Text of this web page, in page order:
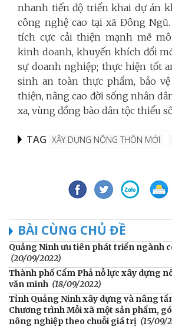
nhanh tiến độ triển khai dự án
công nghệ cao tại xã Đông
tích cực cải thiện mạnh mẽ
kinh doanh, khuyến khích đổi
sự doanh nghiệp; thực hiện tốt
sinh an toàn thực phẩm, bảo
thiện, nâng cao đời sống nhân
xa, vùng đồng bào dân tộc thiểu
TAG XÂY DỰNG NÔNG THÔN MỚI
BÀI CÙNG CHỦ ĐỀ
Quảng Ninh ưu tiên phát triển ngành
(20/09/2022)
Thành phố Cẩm Phả nỗ lực xây dựng
văn minh (18/09/2022)
Tỉnh Quảng Ninh xây dựng và nâng
Chương trình Mỗi xã một sản phẩm,
nông nghiệp theo chuỗi giá trị (15/09/